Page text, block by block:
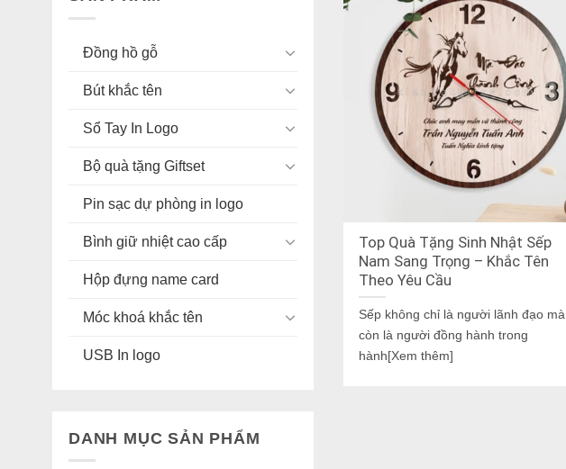
Đồng hồ gỗ
Bút khắc tên
Sổ Tay In Logo
Bộ quà tặng Giftset
Pin sạc dự phòng in logo
Bình giữ nhiệt cao cấp
Hộp đựng name card
Móc khoá khắc tên
USB In logo
DANH MỤC SẢN PHẨM
Top Quà Tặng Sinh Nhật Sếp
Nam Sang Trọng – Khắc Tên
Theo Yêu Cầu
Sếp không chỉ là người lãnh đạo mà
còn là người đồng hành trong
hành[Xem thêm]